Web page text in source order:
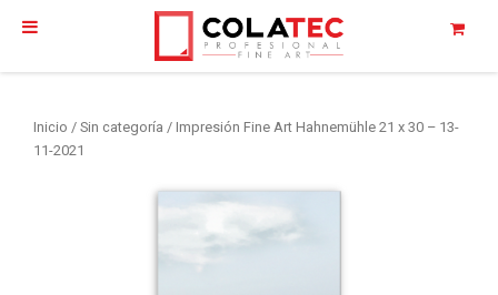
Inicio / Sin categoría / Impresión Fine Art Hahnemühle 21 x 30 – 13-
11-2021